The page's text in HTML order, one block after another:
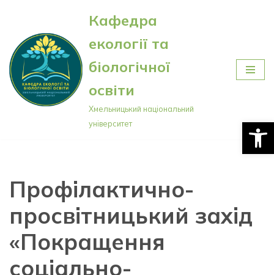
Перейти
до
вмісту
Кафедра
екології та
біологічної
освіти
Хмельницький національний
університет
Профілактично-
просвітницький захід
«Покращення
соціально-